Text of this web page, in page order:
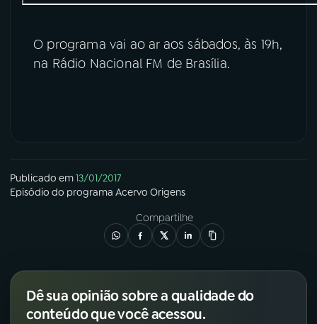
O programa vai ao ar aos sábados, às 19h,
na Rádio Nacional FM de Brasília.
Publicado em13/01/2017
Episódio do programa Acervo Origens
Compartilhe
Dê sua opinião sobre a qualidade do
conteúdo que você acessou.